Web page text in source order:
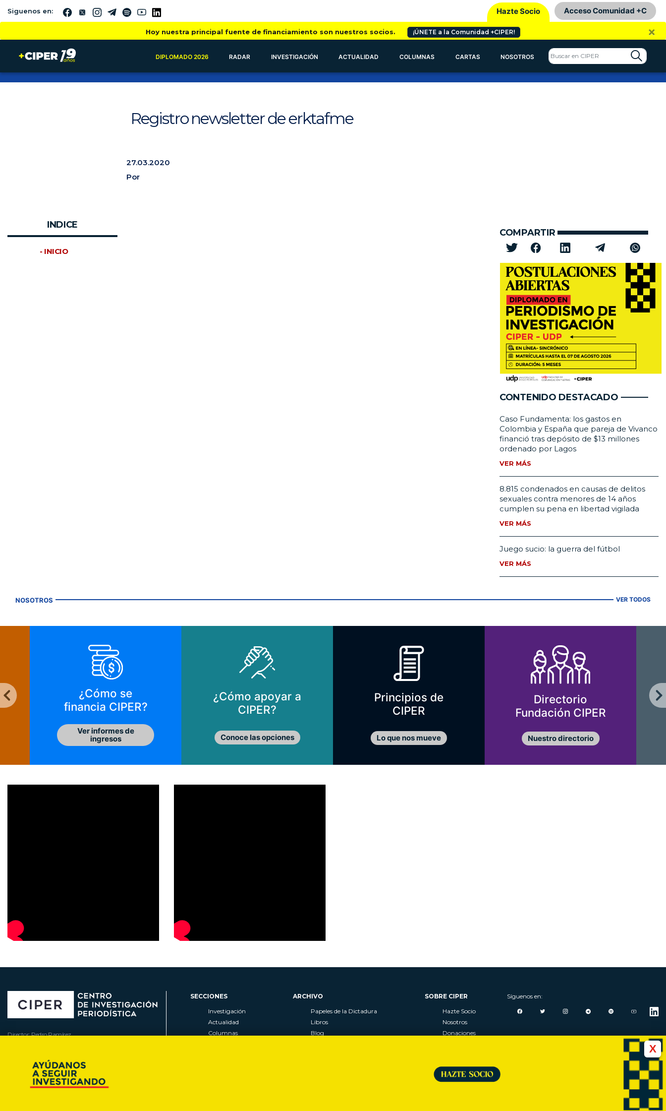
X
Siguenos en: Hazte Socio Acceso Comunidad +C
Hoy nuestra principal fuente de financiamiento son nuestros socios. ¡ÚNETE a la Comunidad +CIPER! ×
DIPLOMADO 2026 RADAR INVESTIGACIÓN ACTUALIDAD COLUMNAS CARTAS NOSOTROS
Registro newsletter de erktafme
27.03.2020
Por
INDICE
- INICIO
COMPARTIR
CONTENIDO DESTACADO
Caso Fundamenta: los gastos en
Colombia y España que pareja de Vivanco
financió tras depósito de $13 millones
ordenado por Lagos
VER MÁS
8.815 condenados en causas de delitos
sexuales contra menores de 14 años
cumplen su pena en libertad vigilada
VER MÁS
Juego sucio: la guerra del fútbol
VER MÁS
NOSOTROS VER TODOS
¿Cómo se
financia CIPER?
Ver informes de
ingresos
¿Cómo apoyar a
CIPER?
Conoce las opciones
Principios de
CIPER
Lo que nos mueve
Directorio
Fundación CIPER
Nuestro directorio
Director: Pedro Ramírez
Todos los derechos reservados © 2007-2026
SECCIONES
Investigación
Actualidad
Columnas
ARCHIVO
Papeles de la Dictadura
Libros
Blog
SOBRE CIPER
Hazte Socio
Nosotros
Donaciones
Newsletter
Festival
Síguenos en: